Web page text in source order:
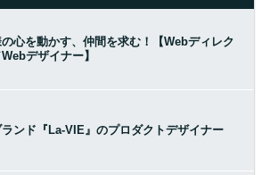
心を動かす、仲間を求む！【Webディレク
デザイナー】
ランド『La-VIE』のプロダクトデザイナー